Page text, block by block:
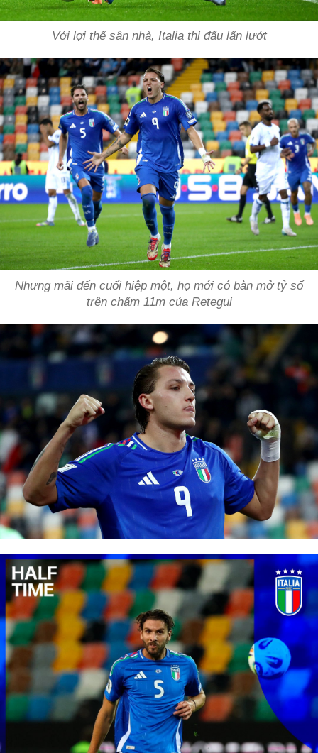
Với lợi thế sân nhà, Italia thi đấu lấn lướt
Nhưng mãi đến cuối hiệp một, họ mới có bàn mở tỷ số
trên chấm 11m của Retegui